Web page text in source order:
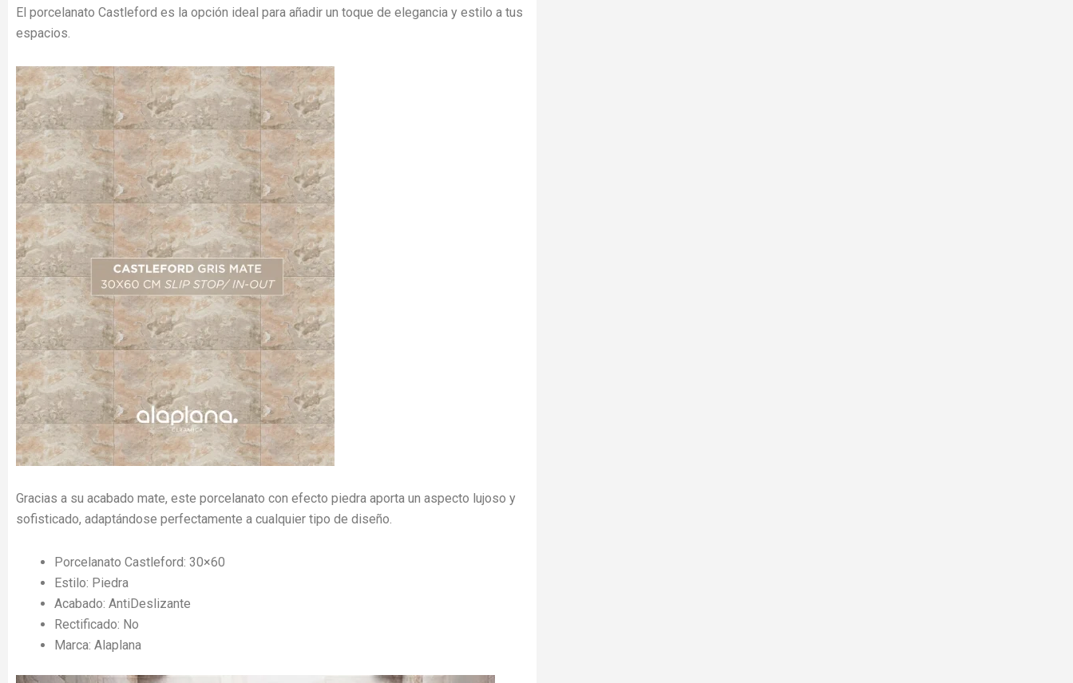
El porcelanato Castleford es la opción ideal para añadir un toque de elegancia y estilo a tus
espacios.
Gracias a su acabado mate, este porcelanato con efecto piedra aporta un aspecto lujoso y
sofisticado, adaptándose perfectamente a cualquier tipo de diseño.
Porcelanato Castleford: 30×60
Estilo: Piedra
Acabado: AntiDeslizante
Rectificado: No
Marca: Alaplana